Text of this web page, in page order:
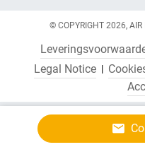
© COPYRIGHT 2026, AIR
Legal Notice